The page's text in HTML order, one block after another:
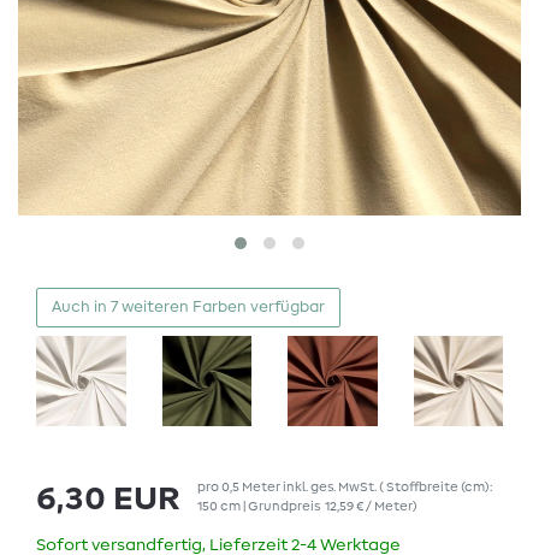
Auch in 7 weiteren Farben verfügbar
6,30 EUR pro0,5 Meterinkl. ges. MwSt. ( Stoffbreite (cm):
150 cm | Grundpreis 12,59 € / Meter)
Sofort versandfertig, Lieferzeit 2-4 Werktage